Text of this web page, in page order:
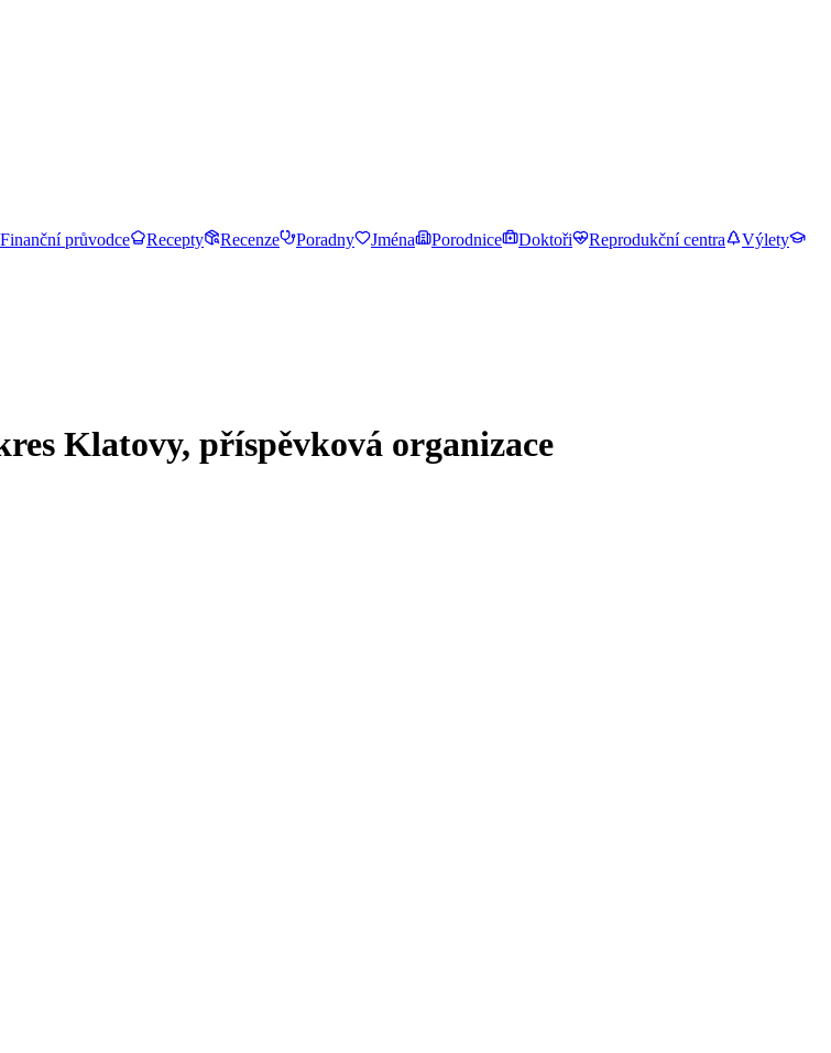
Finanční průvodce Recepty Recenze Poradny Jména Porodnice Doktoři Reprodukční centra
Výlety
Klatovy, příspěvková organizace